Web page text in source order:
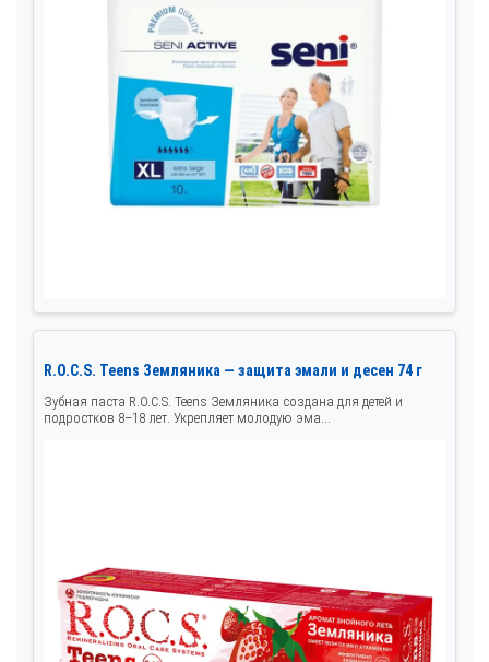
R.O.C.S. Teens Земляника — защита эмали и десен 74 г
Зубная паста R.O.C.S. Teens Земляника создана для детей и
подростков 8–18 лет. Укрепляет молодую эма...